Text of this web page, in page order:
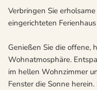
Verbringen Sie
eingerichteten
Genießen Sie die offene,
Wohnatmosphäre.
im hellen Wohnzimmer
Fenster die Sonne